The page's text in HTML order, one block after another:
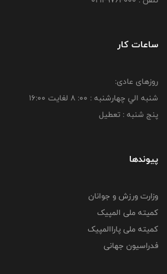
ساعات کار
روزهای عادی:
شنبه الي چهارشنبه : 00: 8 لغايت 16:00
پنج شنبه : تعطیل
پیوندها
وزارت ورزش و جوانان
کمیته ملی المپیک
کمیته ملی پاراالمپیک
فدراسیون جهانی